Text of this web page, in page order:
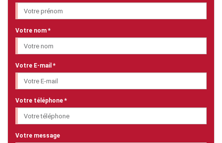
Votre nom *
Votre E-mail *
Votre téléphone *
Votre message